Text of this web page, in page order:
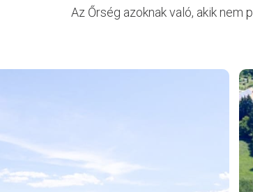
Az Őrség azoknak való, akik nem